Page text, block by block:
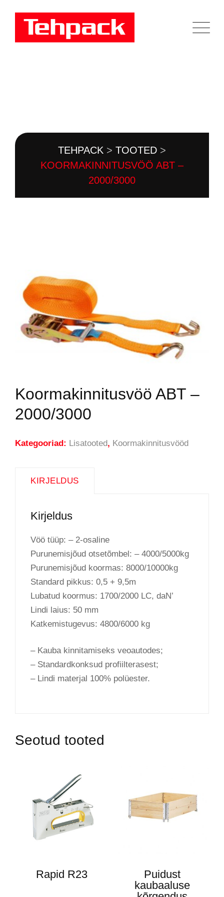
TEHPACK > TOOTED >
KOORMAKINNITUSVÖÖ ABT –
2000/3000
Koormakinnitusvöö ABT –
2000/3000
Kategooriad: Lisatooted, Koormakinnitusvööd
KIRJELDUS
Kirjeldus
Vöö tüüp: – 2-osaline
Purunemisjõud otsetõmbel: – 4000/5000kg
Purunemisjõud koormas: 8000/10000kg
Standard pikkus: 0,5 + 9,5m
Lubatud koormus: 1700/2000 LC, daN’
Lindi laius: 50 mm
Katkemistugevus: 4800/6000 kg
– Kauba kinnitamiseks veoautodes;
– Standardkonksud profiilterasest;
– Lindi materjal 100% polüester.
Seotud tooted
Rapid R23
Puidust
kaubaaluse